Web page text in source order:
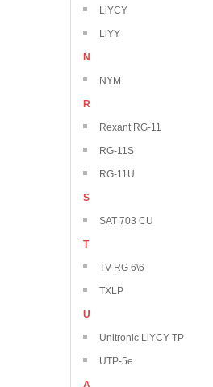
LiYCY
LiYY
N
NYM
R
Rexant RG-11
RG-11S
RG-11U
S
SAT 703 CU
T
TV RG 6\6
TXLP
U
Unitronic LiYCY TP
UTP-5e
А